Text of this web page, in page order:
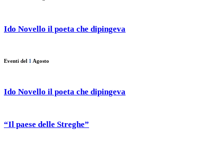
Ido Novello il poeta che dipingeva
Eventi del 1 Agosto
Ido Novello il poeta che dipingeva
“Il paese delle Streghe”